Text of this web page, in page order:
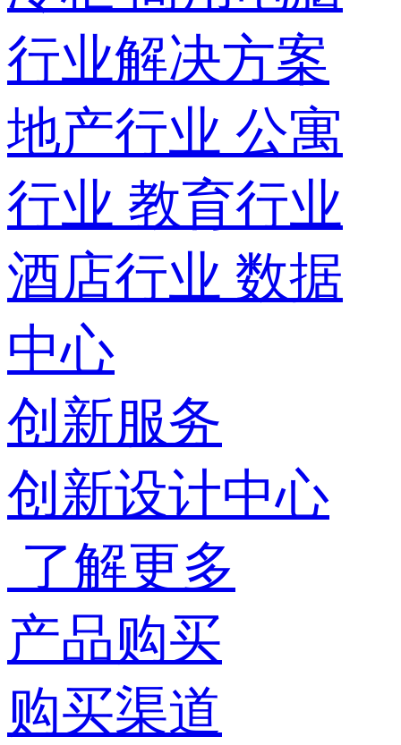
行业解决方案
地产行业 公寓
行业 教育行业
酒店行业 数据
中心
创新服务
创新设计中心
了解更多
产品购买
购买渠道